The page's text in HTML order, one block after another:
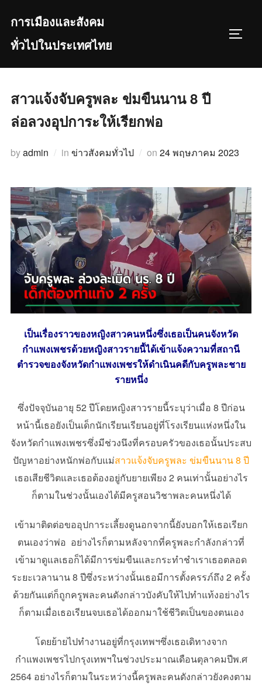
content
การเมืองและสังคม
ทั่วไปในประเทศไทย
สาวแจ้งจับครูพละ ข่มขืนนาน 8 ปี
ล่อลวงอุปการะให้เรียกพ่อ
byadmin in ข่าวสังคมทั่วไป on Posted
24 พฤษภาคม 2023
เป็นเรื่องราวของหญิงสาวคนหนึ่งซึ่งเธอเป็นคนจังหวัด
กำแพงเพชรด้วยหญิงสาวรายนี้ได้เข้าแจ้งความที่สถานี
ตำรวจของจังหวัดกำแพงเพชรให้ดำเนินคดีกับครูพละชาย
รายหนึ่ง
ซึ่งปัจจุบันอายุ 52 ปีโดยหญิงสาวรายนี้ระบุว่าเมื่อ 8 ปีก่อน
หน้านี้เธอยังเป็นเด็กนักเรียนเรียนอยู่ที่โรงเรียนแห่งหนึ่งใน
จังหวัดกำแพงเพชรซึ่งมีช่วงนึงที่ครอบครัวของเธอนั้นประสบ
ปัญหาอย่างหนักพ่อกับแม่สาวแจ้งจับครูพละ ข่มขืนนาน 8 ปี
เธอเสียชีวิตและเธอต้องอยู่กับยายเพียง 2 คนเท่านั้นอย่างไร
ก็ตามในช่วงนั้นเองได้มีครูสอนวิชาพละคนหนึ่งได้
เข้ามาติดต่อขออุปการะเลี้ยงดูนอกจากนี้ยังบอกให้เธอเรียก
ตนเองว่าพ่อ อย่างไรก็ตามหลังจากที่ครูพละกำลังกล่าวที่
เข้ามาดูแลเธอก็ได้มีการข่มขืนและกระทำชำเราเธอตลอด
ระยะเวลานาน 8 ปีซึ่งระหว่างนั้นเธอมีการตั้งครรภ์ถึง 2 ครั้ง
ด้วยกันแต่ก็ถูกครูพละคนดังกล่าวบังคับให้ไปทำแท้งอย่างไร
ก็ตามเมื่อเธอเรียนจบเธอได้ออกมาใช้ชีวิตเป็นของตนเอง
โดยย้ายไปทำงานอยู่ที่กรุงเทพฯซึ่งเธอเดิทางจาก
กำแพงเพชรไปกรุงเทพฯในช่วงประมาณเดือนตุลาคมปีพ.ศ
2564 อย่างไรก็ตามในระหว่างนี้ครูพละคนดังกล่าวยังคงตาม